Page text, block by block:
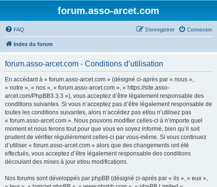
forum.asso-arcet.com
FAQ Connexion
S’enregistrer
Index du forum
forum.asso-arcet.com - Conditions d’utilisation
En accédant à « forum.asso-arcet.com » (désigné ci-après par « nous »,
« notre », « nos », « forum.asso-arcet.com », « https://site.asso-
arcet.com/PhpBB3.3.3 »), vous acceptez d’être légalement responsable des
conditions suivantes. Si vous n’acceptez pas d’être légalement responsable de
toutes les conditions suivantes, alors n’accédez pas et/ou n’utilisez pas
« forum.asso-arcet.com ». Nous pouvons modifier celles-ci à n’importe quel
moment et nous ferons tout pour que vous en soyez informé, bien qu’il soit
prudent de vérifier régulièrement celles-ci par vous-même. Si vous continuez
d’utiliser « forum.asso-arcet.com » alors que des changements ont été
effectués, vous acceptez d’être légalement responsable des conditions
découlant des mises à jour et/ou modifications.
Nos forums sont développés par phpBB (désigné ci-après par « ils », « eux »,